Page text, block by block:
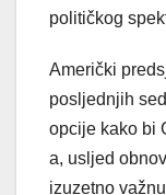
političkog
Američki
posljednjih
opcije kako bi
a, usljed
izuzetno